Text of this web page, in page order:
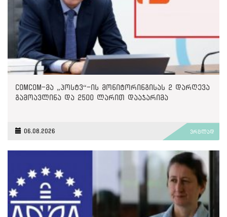
ComCom-მა „პოსტვ“-ის მონიტორინგისას 2 დარღევა
გამოავლინა და 2500 ლარით დააჯარიმა
06.08.2026 ვრცლად